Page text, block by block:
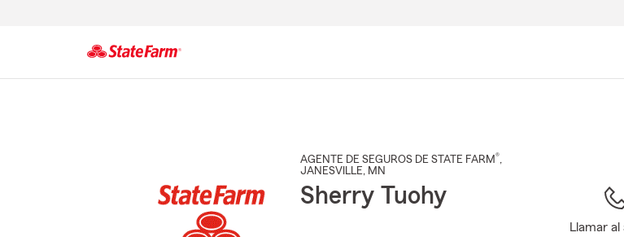
AGENTE DE SEGUROS DE STATE FARM®,
JANESVILLE, MN
Sherry Tuohy
Llamar